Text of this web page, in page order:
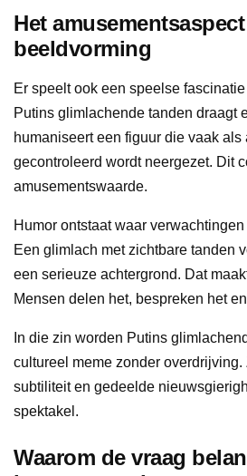
Het
beeldvorming
Er speelt ook een speelse
Putins glimlachende tanden draagt
humaniseert een figuur die vaak als
gecontroleerd wordt neergezet. Dit
amusementswaarde.
Humor ontstaat waar
Een glimlach met zichtbare tanden
een serieuze achtergrond. Dat
Mensen delen het, bespreken het
In die zin worden Putins
cultureel meme zonder
subtiliteit en gedeelde
spektakel.
Waarom de vraag